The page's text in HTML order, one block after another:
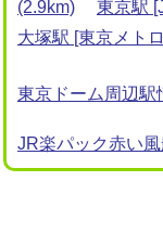
(2.9km) 東京駅
大塚駅 [東京メト
東京ドーム周辺駅
JR楽パック赤い